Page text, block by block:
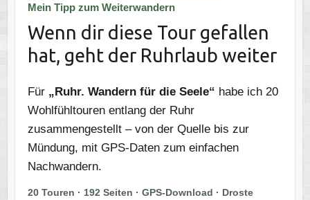
Mein Tipp zum Weiterwandern
Wenn dir diese Tour gefallen
hat, geht der Ruhrlaub weiter
Für „Ruhr. Wandern für die Seele“ habe ich 20
Wohlfühltouren entlang der Ruhr
zusammengestellt – von der Quelle bis zur
Mündung, mit GPS-Daten zum einfachen
Nachwandern.
20 Touren · 192 Seiten · GPS-Download · Droste